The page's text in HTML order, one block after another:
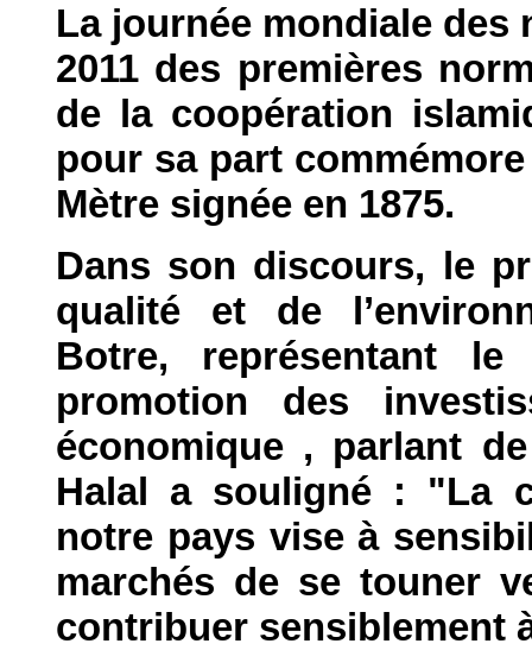
La journée mondiale des
2011 des premières
de la coopération
pour sa part
Mètre signée en 1875.
Dans son discours, le
qualité et de
Botre, représentant
promotion des
économique , parlant
Halal a souligné : "La
notre pays vise à
marchés de se touner
contribuer sensiblement